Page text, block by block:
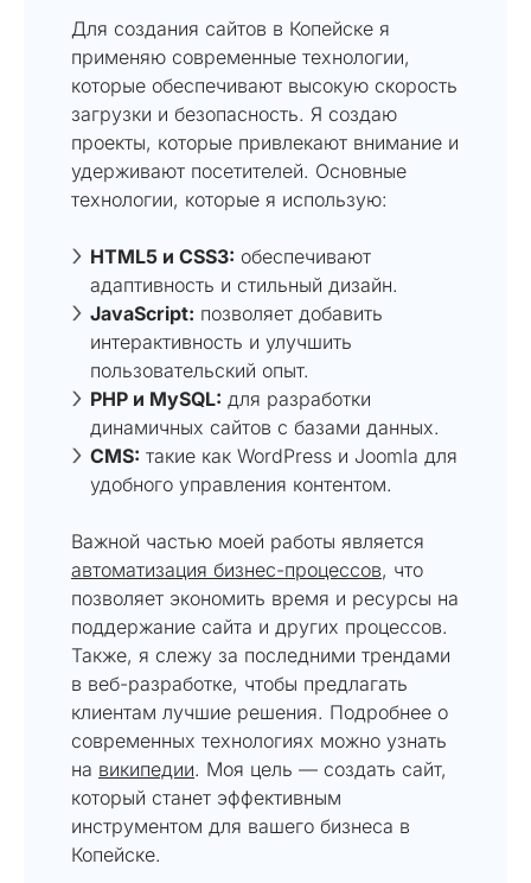
Для создания сайтов в Копейске я
применяю современные технологии,
которые обеспечивают высокую скорость
загрузки и безопасность. Я создаю
проекты, которые привлекают внимание и
удерживают посетителей. Основные
технологии, которые я использую:
HTML5 и CSS3: обеспечивают
адаптивность и стильный дизайн.
JavaScript: позволяет добавить
интерактивность и улучшить
пользовательский опыт.
PHP и MySQL: для разработки
динамичных сайтов с базами данных.
CMS: такие как WordPress и Joomla для
удобного управления контентом.
Важной частью моей работы является
автоматизация бизнес-процессов, что
позволяет экономить время и ресурсы на
поддержание сайта и других процессов.
Также, я слежу за последними трендами
в веб-разработке, чтобы предлагать
клиентам лучшие решения. Подробнее о
современных технологиях можно узнать
на википедии. Моя цель — создать сайт,
который станет эффективным
инструментом для вашего бизнеса в
Копейске.